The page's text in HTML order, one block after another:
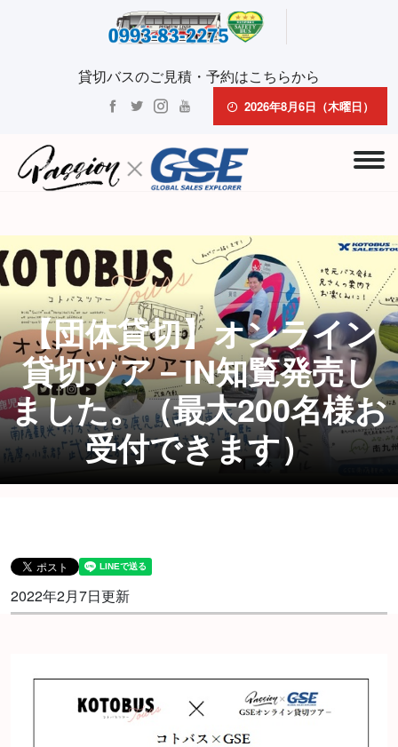
貸切バスのご見積・予約はこちらから
2026年8月6日（木曜日）
【団体貸切】オンライン
貸切ツア－IN知覧発売し
ました。（最大200名様お
受付できます）
2022年2月7日更新